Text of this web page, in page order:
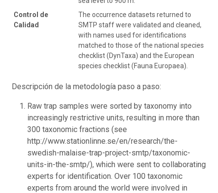
Control de
Calidad
The occurrence datasets returned to
SMTP staff were validated and cleaned,
with names used for identifications
matched to those of the national species
checklist (DynTaxa) and the European
species checklist (Fauna Europaea).
Descripción de la metodología paso a paso:
Raw trap samples were sorted by taxonomy into
increasingly restrictive units, resulting in more than
300 taxonomic fractions (see
http://www.stationlinne.se/en/research/the-
swedish-malaise-trap-project-smtp/taxonomic-
units-in-the-smtp/), which were sent to collaborating
experts for identification. Over 100 taxonomic
experts from around the world were involved in